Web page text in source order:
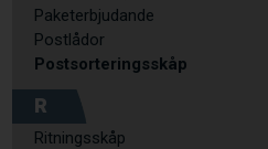
Paketerbjudande
Postlådor
Postsorteringsskåp
R
Ritningsskåp